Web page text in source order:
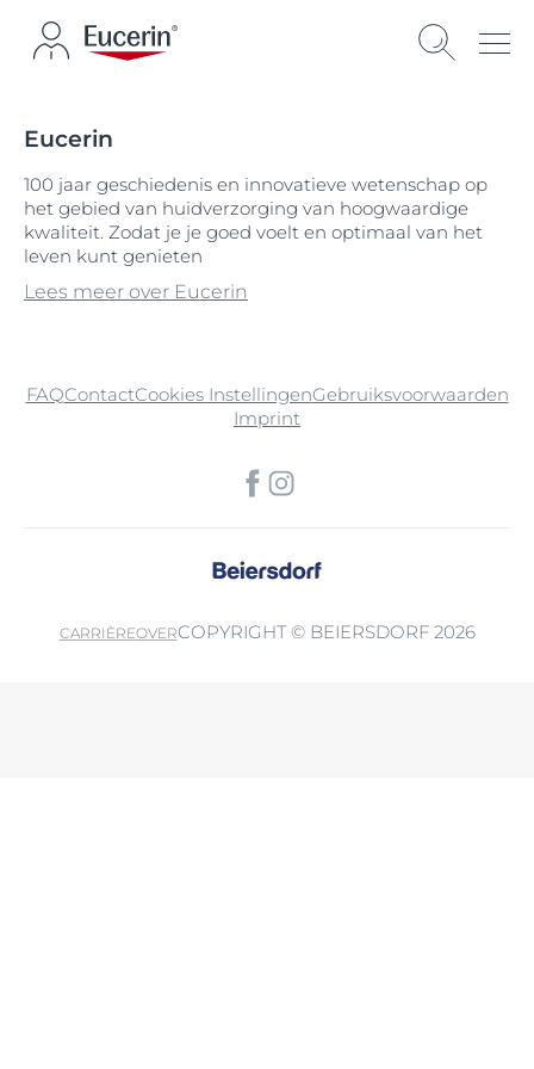
Eucerin
100 jaar geschiedenis en innovatieve wetenschap op
het gebied van huidverzorging van hoogwaardige
kwaliteit. Zodat je je goed voelt en optimaal van het
leven kunt genieten
Lees meer over Eucerin
FAQContactCookies InstellingenGebruiksvoorwaarden
Imprint
CARRIÈREOVERCOPYRIGHT © BEIERSDORF 2026